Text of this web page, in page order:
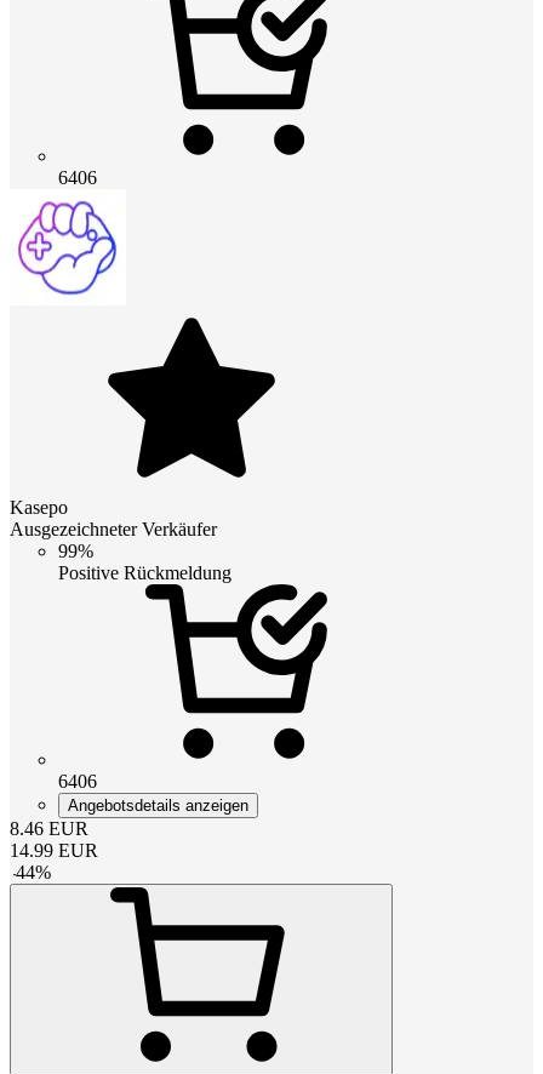
6406
Kasepo
Ausgezeichneter Verkäufer
99%
Positive Rückmeldung
6406
Angebotsdetails anzeigen
8.46 EUR
14.99 EUR
-44%